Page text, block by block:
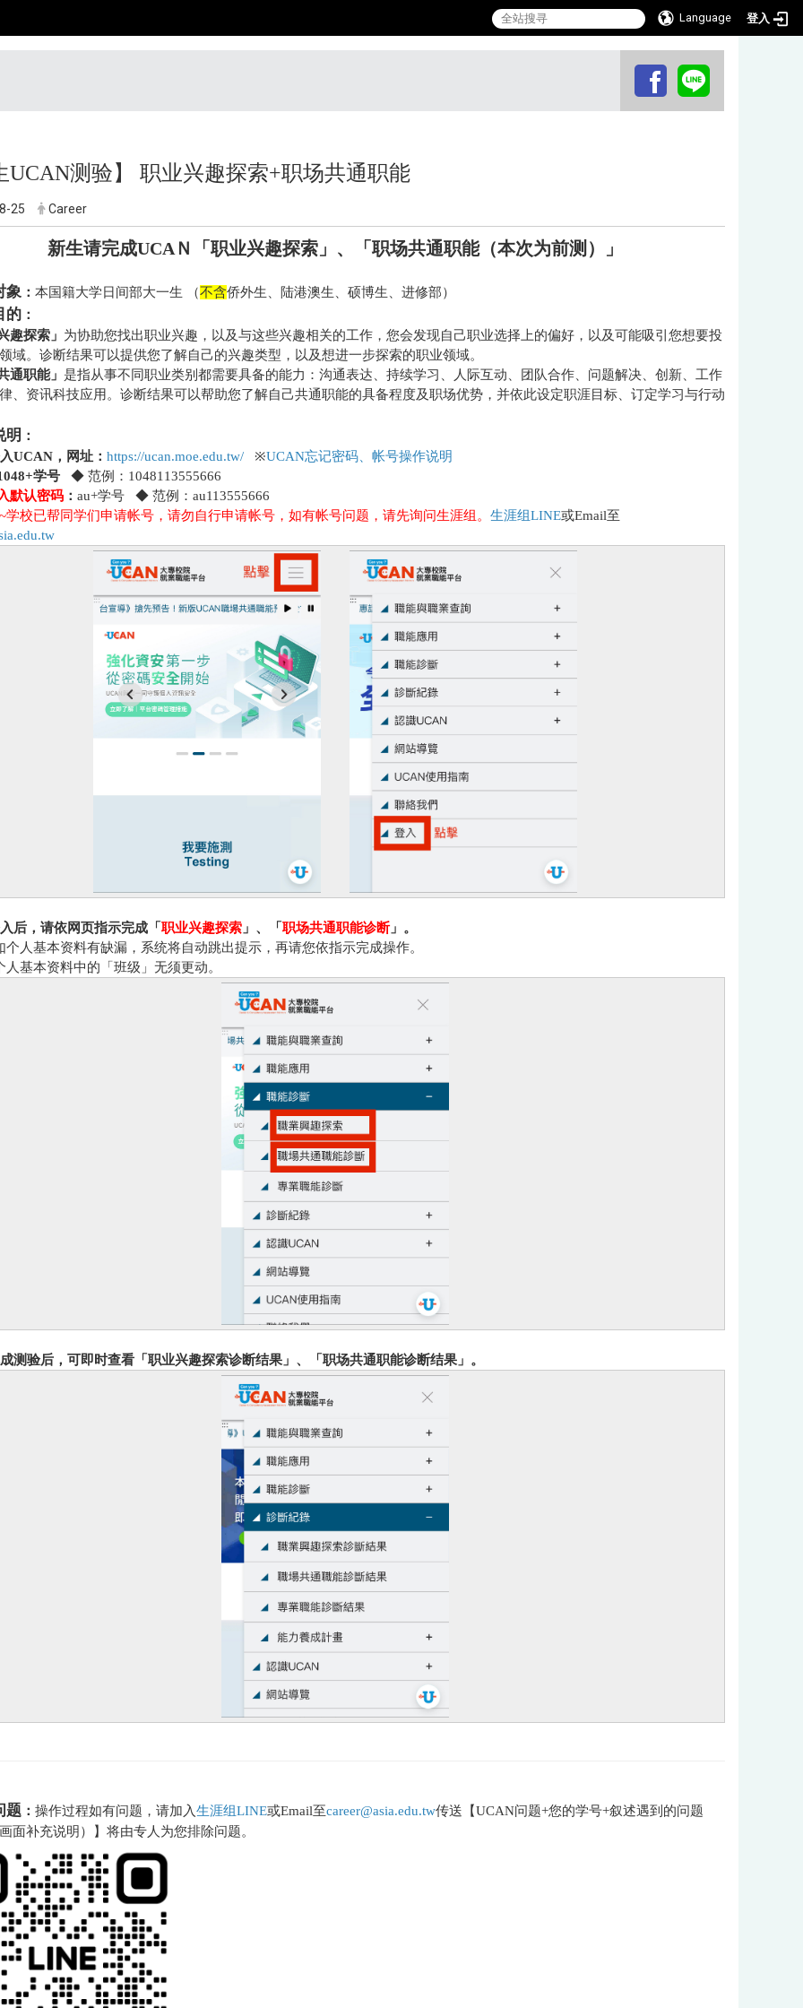
Language 登入
UCAN测验】 职业兴趣探索+职场共通职能
25 Career
新生请完成UCAＮ「职业兴趣探索」、「职场共通职能（本次为前测） 」
象 ： 本国籍大学日间部大一生 （不含侨外生、陆港澳生、硕博生、进修部）
的 ：
趣探索」 为协助您找出职业兴趣，以及与这些兴趣相关的工作，您会发现自己职业选择上的偏好，以及可能吸引您想要投
域。诊断结果可以提供您了解自己的兴趣类型，以及想进一步探索的职业领域。
通职能」 是指从事不同职业类别都需要具备的能力：沟通表达、持续学习、人际互动、团队合作、问题解决、创新、工作
、资讯科技应用。诊断结果可以帮助您了解自己共通职能的具备程度及职场优势，并依此设定职涯目标、订定学习与行动
明 ：
UCAN，网址： https://ucan.moe.edu.tw/ ※UCAN忘记密码、帐号操作说明
学号 ◆ 范例：1048113555666
默认密码 ： au+学号 ◆ 范例：au113555666
学校已帮同学们申请帐号，请勿自行申请帐号，如有帐号问题，请先询问生涯组。 生涯组LINE或Email至
后，请依网页指示完成「 职业兴趣探索 」、「 职场共通职能诊断」。
个人基本资料有缺漏，系统将自动跳出提示，再请您依指示完成操作。
人基本资料中的「班级」无须更动。
测验后，可即时查看 「职业兴趣探索诊断结果」、 「职场共通职能诊断结果」。
题 ： 操作过程如有问题，请加入生涯组LINE或Email至career@asia.edu.tw传送【UCAN问题+您的学号+叙述遇到的问题
画面补充说明）】将由专人为您排除问题。